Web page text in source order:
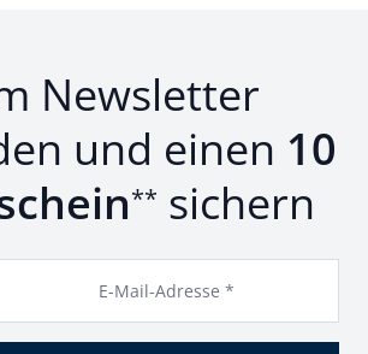
Newsletter
und einen 10
** sichern
E-Mail-Adresse *